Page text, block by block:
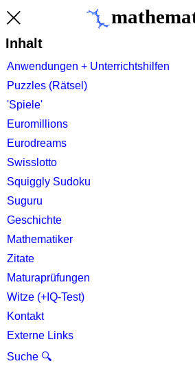
Inhalt
Anwendungen + Unterrichtshilfen
Puzzles (Rätsel)
'Spiele'
Euromillions
Eurodreams
Swisslotto
Squiggly Sudoku
Suguru
Geschichte
Mathematiker
Zitate
Maturaprüfungen
Witze (+IQ-Test)
Kontakt
Externe Links
Suche 🔍